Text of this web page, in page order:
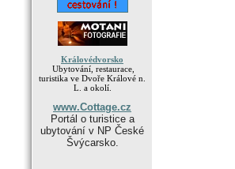
Královédvorsko
Ubytování, restaurace,
turistika ve Dvoře Králové n.
L. a okolí.
www.Cottage.cz
Portál o turistice a
ubytování v NP České
Švýcarsko.